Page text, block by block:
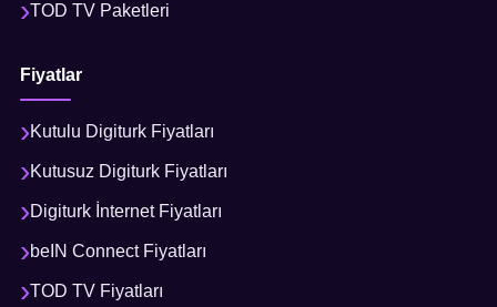
TOD TV Paketleri
Fiyatlar
Kutulu Digiturk Fiyatları
Kutusuz Digiturk Fiyatları
Digiturk İnternet Fiyatları
beIN Connect Fiyatları
TOD TV Fiyatları